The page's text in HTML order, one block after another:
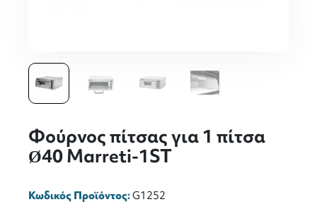
Φούρνος πίτσας για 1 πίτσα
Ø40 Marreti-1ST
Κωδικός Προϊόντος:G1252